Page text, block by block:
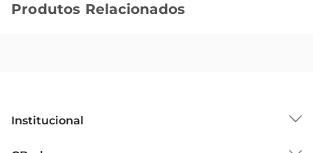
preparado de diversas formas. Seja assada, cozida
Qualidade Garantida
Produtos Relacionados
Institucional